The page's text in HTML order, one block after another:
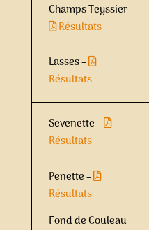
Champs Teyssier –
Résultats
Lasses –
Résultats
Sevenette –
Résultats
Penette –
Résultats
Fond de Couleau